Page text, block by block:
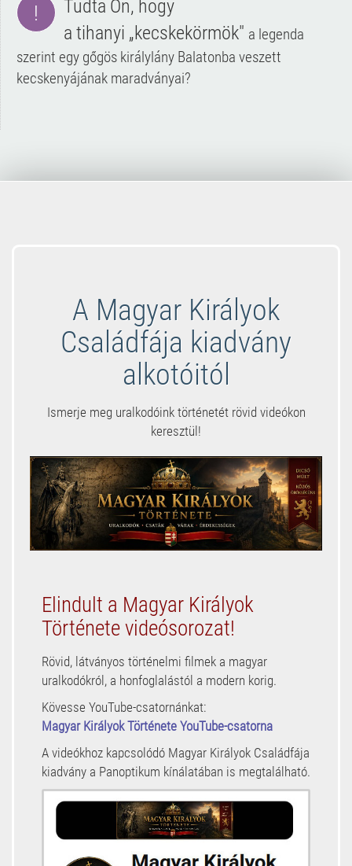
!
Tudta Ön, hogy
a tihanyi „kecskekörmök" a legenda
szerint egy gőgös királylány Balatonba veszett
kecskenyájának maradványai?
A Magyar Királyok
Családfája kiadvány
alkotóitól
Ismerje meg uralkodóink történetét rövid videókon
keresztül!
Elindult a Magyar Királyok
Története videósorozat!
Rövid, látványos történelmi filmek a magyar
uralkodókról, a honfoglalástól a modern korig.
Kövesse YouTube-csatornánkat:
Magyar Királyok Története YouTube-csatorna
A videókhoz kapcsolódó Magyar Királyok Családfája
kiadvány a Panoptikum kínálatában is megtalálható.